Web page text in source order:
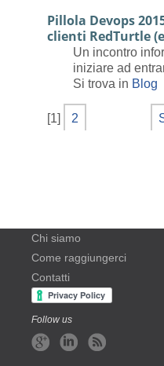
Pillola Devops
clienti RedTurtle
Un incontro
iniziare ad
Si trova in Blog
[1] 2
Chi siamo
Come raggiungerci
Contatti
Follow us